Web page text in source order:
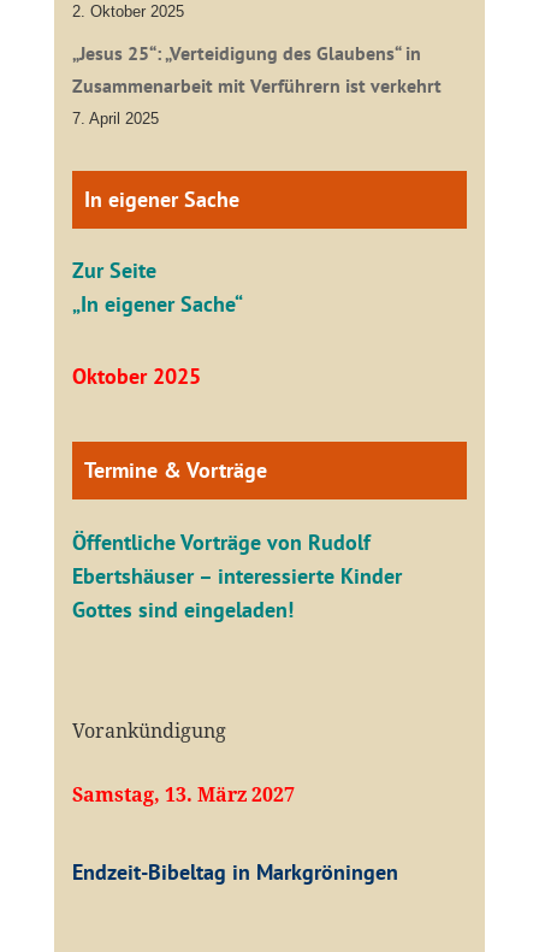
2. Oktober 2025
„Jesus 25“: „Verteidigung des Glaubens“ in
Zusammenarbeit mit Verführern ist verkehrt
7. April 2025
In eigener Sache
Zur Seite
„In eigener Sache“
Oktober 2025
Termine & Vorträge
Öffentliche Vorträge von Rudolf
Ebertshäuser – interessierte Kinder
Gottes sind eingeladen!
Vorankündigung
Samstag, 13. März 2027
Endzeit-Bibeltag in Markgröningen